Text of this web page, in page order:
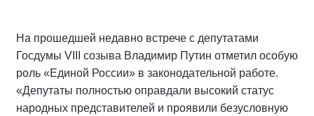
На прошедшей недавно встрече с депутатами
Госдумы VIII созыва Владимир Путин отметил особую
роль «Единой России» в законодательной работе.
«Депутаты полностью оправдали высокий статус
народных представителей и проявили безусловную